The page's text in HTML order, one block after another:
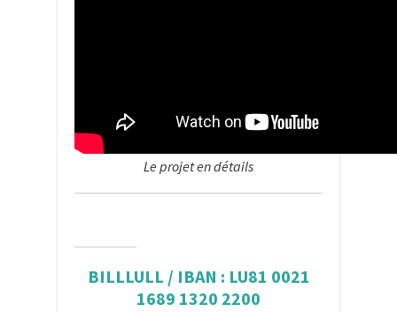
Le projet en détails
BILLLULL / IBAN : LU81 0021
1689 1320 2200